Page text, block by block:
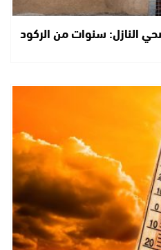
النازل: سنوات من الركود